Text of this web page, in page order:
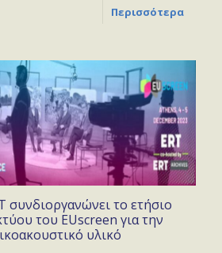
Περισσότερα
συνδιοργανώνει το ετήσιο
του EUscreen για την
υλικό